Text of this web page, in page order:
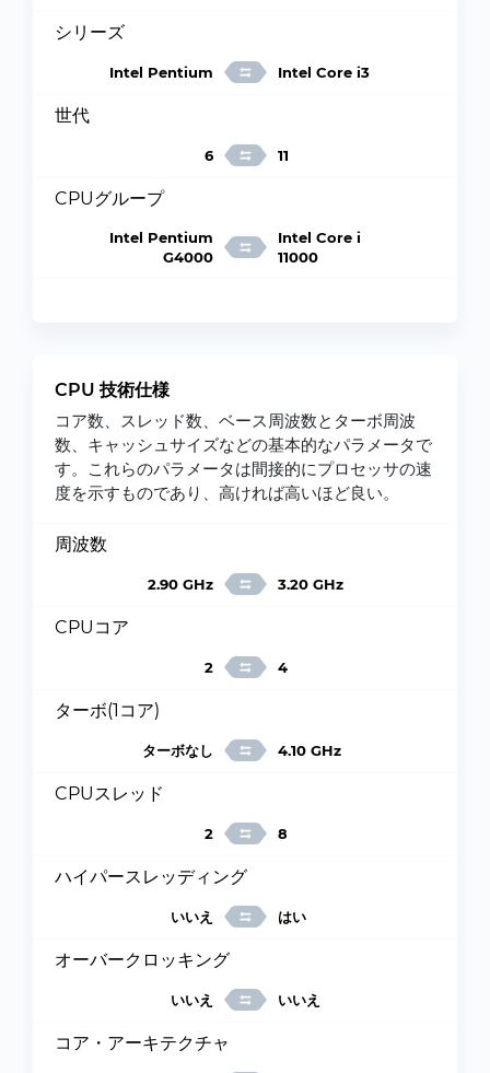
シリーズ
Intel Pentium Intel Core i3
世代
6 11
CPUグループ
Intel Pentium
G4000
Intel Core i
11000
CPU 技術仕様
コア数、スレッド数、ベース周波数とターボ周波
数、キャッシュサイズなどの基本的なパラメータで
す。これらのパラメータは間接的にプロセッサの速
度を示すものであり、高ければ高いほど良い。
周波数
2.90 GHz 3.20 GHz
CPUコア
2 4
ターボ(1コア)
ターボなし 4.10 GHz
CPUスレッド
2 8
ハイパースレッディング
いいえ はい
オーバークロッキング
いいえ いいえ
コア・アーキテクチャ